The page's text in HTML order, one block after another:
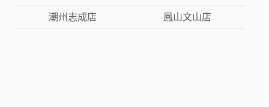
潮州志成店 鳳山文山店